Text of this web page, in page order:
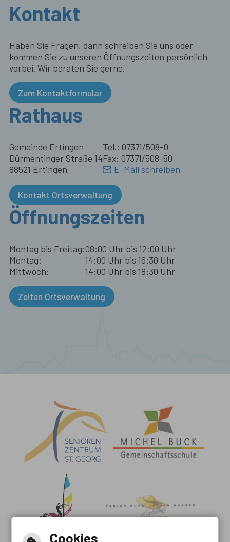
Kontakt
Haben Sie Fragen, dann schreiben Sie uns oder
kommen Sie zu unseren Öffnungszeiten persönlich
vorbei. Wir beraten Sie gerne.
Zum Kontaktformular
Rathaus
Gemeinde Ertingen
Dürmentinger Straße 14
88521 Ertingen
Tel.: 07371/508-0
Fax: 07371/508-50
E-Mail schreiben
Kontakt Ortsverwaltung
Öffnungszeiten
Montag bis Freitag:
Montag:
Mittwoch:
08:00 Uhr bis 12:00 Uhr
14:00 Uhr bis 16:30 Uhr
14:00 Uhr bis 18:30 Uhr
Zeiten Ortsverwaltung
Cookies